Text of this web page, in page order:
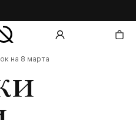
на 8 марта